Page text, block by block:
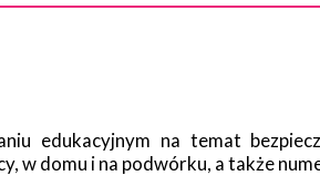
edukacyjnym na temat
w domu i na podwórku, a także